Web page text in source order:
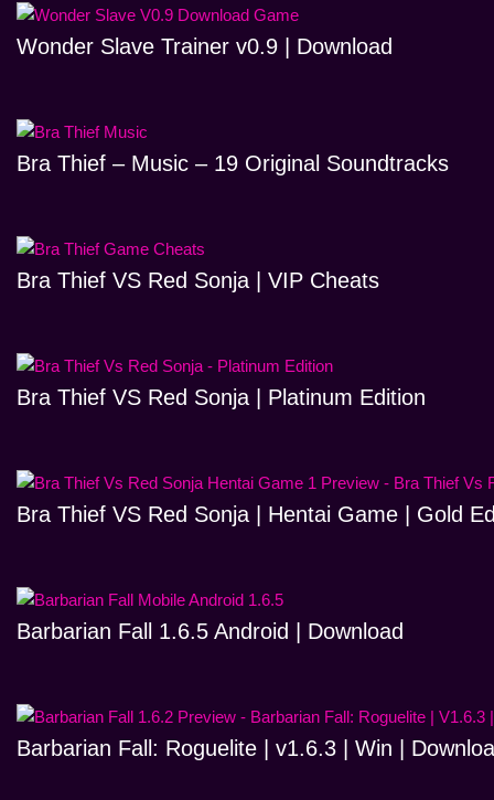
Wonder Slave Trainer v0.9 | Download
Bra Thief – Music – 19 Original Soundtracks
Bra Thief VS Red Sonja | VIP Cheats
Bra Thief VS Red Sonja | Platinum Edition
Bra Thief VS Red Sonja | Hentai Game | Gold
Barbarian Fall 1.6.5 Android | Download
Barbarian Fall: Roguelite | v1.6.3 | Win |